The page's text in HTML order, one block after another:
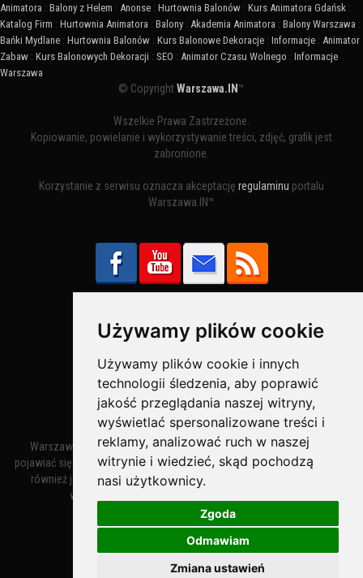
Używamy plików cookie
Używamy plików cookie i innych
technologii śledzenia, aby poprawić
jakość przeglądania naszej witryny,
wyświetlać spersonalizowane treści i
reklamy, analizować ruch w naszej
witrynie i wiedzieć, skąd pochodzą
nasi użytkownicy.
Zgoda
Odmawiam
Zmiana ustawień
Animatora : Balony z Helem : Anonse : Hurtownia Balonów : Kurs Animatora Gdańsk :
Katalog Firm : Hurtownia Animatora : Balony : Akademia Animatora : Balony Warszawa :
Bańki Mydlane : Hurtownia Balonów : Kurs Balonowe Dekoracje : Informacje : Animator
Zabaw : Kurs Balonowych Dekoracji : SEO : Animator Czasu Wolnego : Informacje
Warszawa
© CopyrightWarszawa.IN ™
Wszelkie Prawa Zastrzeżone.
Kopiowanie, powielanie i wykorzystywanie treści, zdjęć, grafik jest
zabronione.
Korzystanie z serwisu oznacza akceptację regulaminu portalu
Warszawa.IN™
Bezpieczne Płatności obsługuje:
Warszawa – miasto stołeczne Warszawa. Nazwa miasta zaczęła
pojawiać się w dokumentach w XIV wieku jako Warszewa, a od XV wieku
również jako Warszowa. Zmiana nazwy na Warszawa w XV wieku
wynikała z mazowieckiej wymowy dialektycznej.